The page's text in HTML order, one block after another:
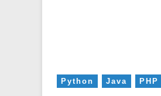
Python Java PHP